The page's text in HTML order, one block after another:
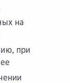
на
при